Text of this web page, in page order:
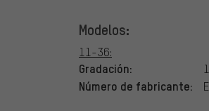
Modelos:
11-36:
Gradación:
Número de fabricante: